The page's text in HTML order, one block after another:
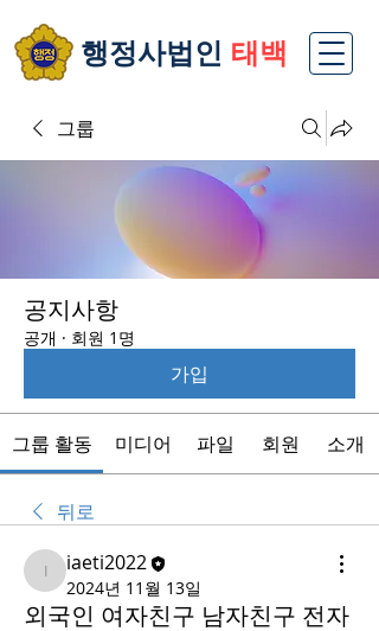
​행정사법인 태백
그룹
공지사항
공개 · 회원 1명
가입
그룹 활동 미디어 파일 회원 소개
뒤로
iaeti2022
iaeti2022
2024년 11월 13일
외국인 여자친구 남자친구 전자